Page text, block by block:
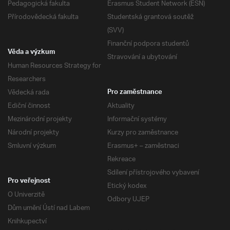
Pedagogická fakulta
Přírodovědecká fakulta
Erasmus Student Network (ESN)
Studentská grantová soutěž
(SVV)
Finanční podpora studentů
Stravování a ubytování
Věda a výzkum
Human Resources Strategy for
Researchers
Vědecká rada
Ediční činnost
Mezinárodní projekty
Národní projekty
Smluvní výzkum
Pro zaměstnance
Aktuality
Informační systémy
Kurzy pro zaměstnance
Erasmus+ – zaměstnaci
Rekreace
Sdílení přístrojového vybavení
Etický kodex
Odbory UJEP
Pro veřejnost
O Univerzitě
Dům umění Ústí nad Labem
Knihkupectví